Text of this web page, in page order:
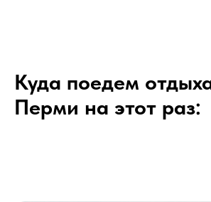
Куда поедем
Перми на этот раз: